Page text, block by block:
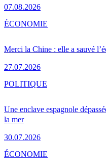
07.08.2026
Merci la Chine : elle a sauvé
27.07.2026
ÉCONOMIE
Une enclave espagnole
la mer
30.07.2026
POLITIQUE
ÉCONOMIE